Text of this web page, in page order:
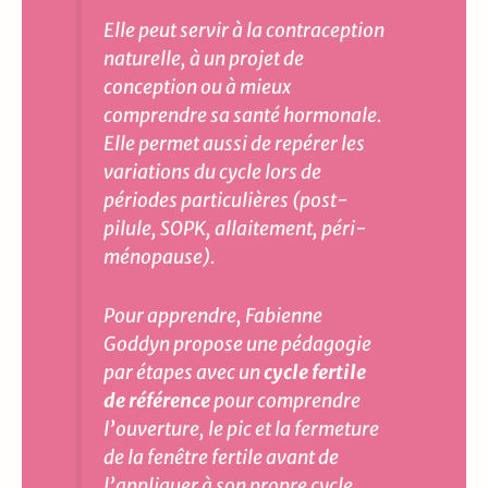
Elle peut servir à la contraception
naturelle, à un projet de
conception ou à mieux
comprendre sa santé hormonale.
Elle permet aussi de repérer les
variations du cycle lors de
périodes particulières (post-
pilule, SOPK, allaitement, péri-
ménopause).
Pour apprendre, Fabienne
Goddyn propose une pédagogie
par étapes avec uncycle fertile
de référencepour comprendre
l’ouverture, le pic et la fermeture
de la fenêtre fertile avant de